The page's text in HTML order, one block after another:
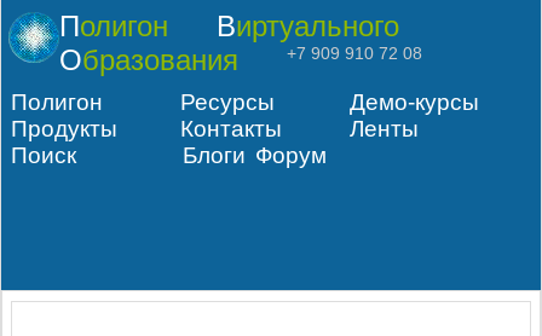
Полигон
Виртуального
Образования
+7 909 910 72 08
Полигон Ресурсы
Демо-курсы
Продукты
Контакты
Ленты
Поиск
Блоги Форум